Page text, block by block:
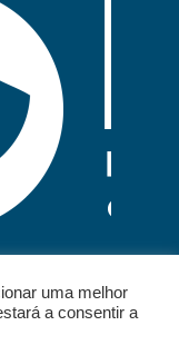
uma melhor
a consentir a